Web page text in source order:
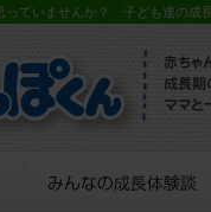
っていませんか？ 子ども達の成